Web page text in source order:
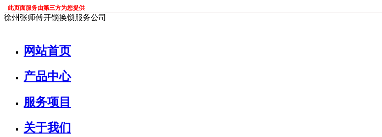
此页面服务由第三方为您提供
徐州张师傅开锁换锁服务公司
网站首页
产品中心
服务项目
关于我们